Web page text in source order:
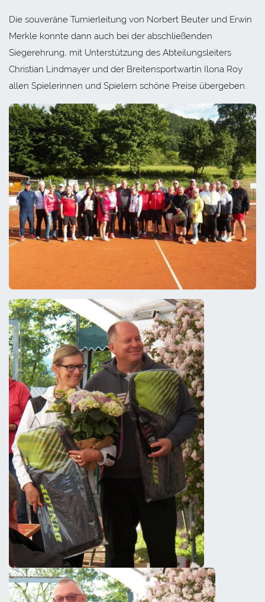
Die souveräne Turnierleitung von Norbert Beuter und Erwin
Merkle konnte dann auch bei der abschließenden
Siegerehrung, mit Unterstützung des Abteilungsleiters
Christian Lindmayer und der Breitensportwartin Ilona Roy
allen Spielerinnen und Spielern schöne Preise übergeben.